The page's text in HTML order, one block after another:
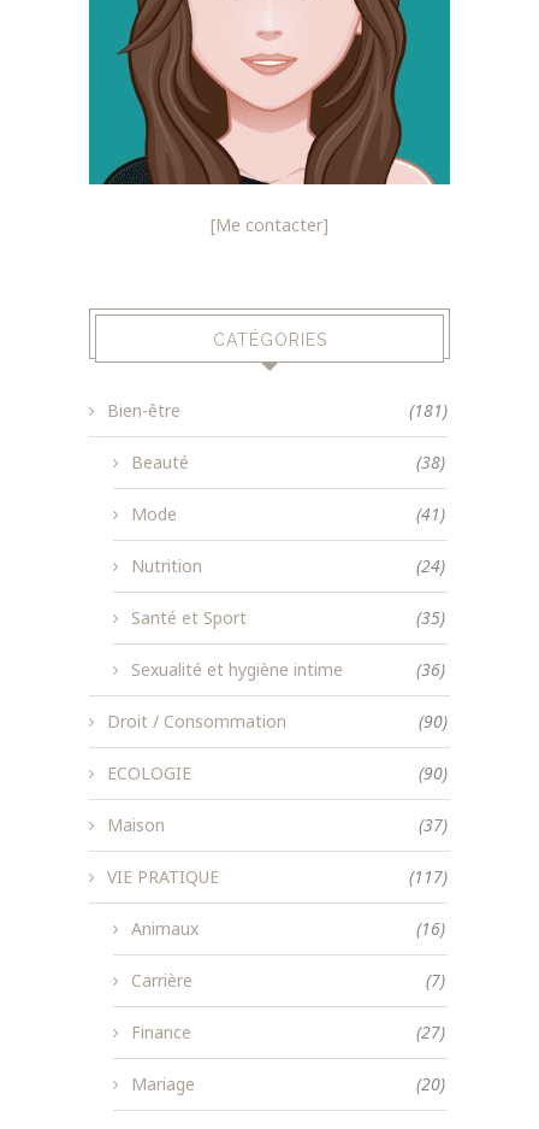
[Me contacter]
CATÉGORIES
Bien-être (181)
Beauté (38)
Mode (41)
Nutrition (24)
Santé et Sport (35)
Sexualité et hygiène intime (36)
Droit / Consommation (90)
ECOLOGIE (90)
Maison (37)
VIE PRATIQUE (117)
Animaux (16)
Carrière (7)
Finance (27)
Mariage (20)